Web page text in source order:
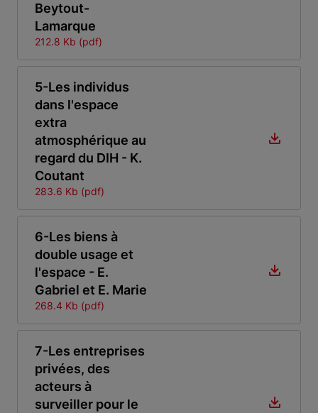
Beytout-
Lamarque
212.8 Kb (pdf)
5-Les individus
dans l'espace
extra
atmosphérique au
regard du DIH - K.
Coutant
283.6 Kb (pdf)
6-Les biens à
double usage et
l'espace - E.
Gabriel et E. Marie
268.4 Kb (pdf)
7-Les entreprises
privées, des
acteurs à
surveiller pour le